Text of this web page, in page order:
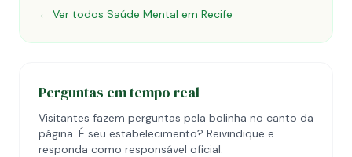
← Ver todos Saúde Mental em Recife
Perguntas em tempo real
Visitantes fazem perguntas pela bolinha no canto da
página. É seu estabelecimento? Reivindique e
responda como responsável oficial.